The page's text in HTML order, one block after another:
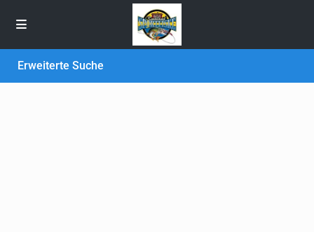
Erweiterte Suche